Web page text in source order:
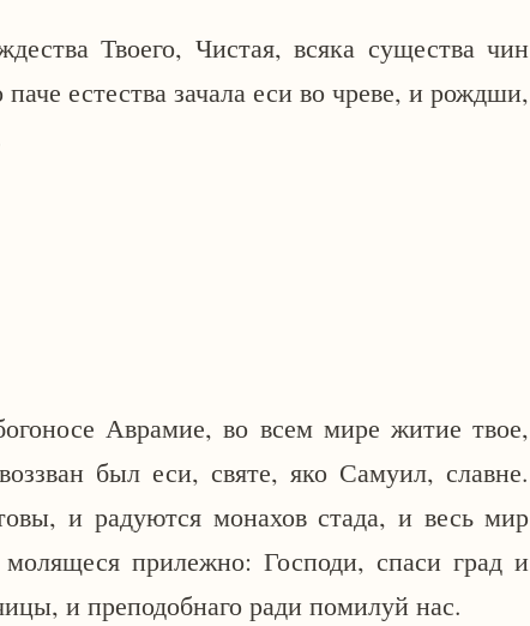
Твоего, Чистая, всяка существа чин
естества зачала еси во чреве, и рождши,
Аврамие, во всем мире житие твое,
был еси, святе, яко Самуил, славне.
и радуются монахов стада, и весь мир
прилежно: Господи, спаси град и
и преподобнаго ради помилуй нас.